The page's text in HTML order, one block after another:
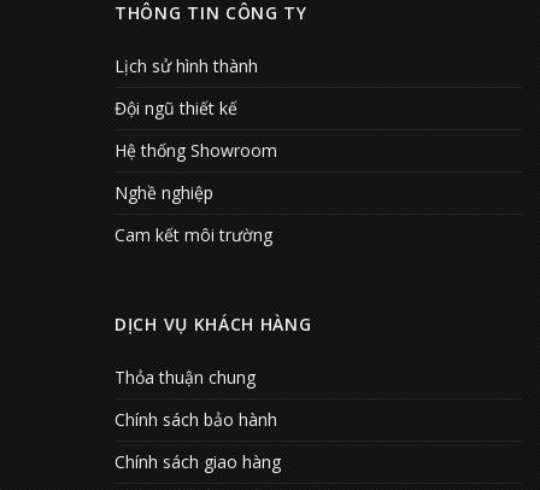
THÔNG TIN CÔNG TY
Lịch sử hình thành
Đội ngũ thiết kế
Hệ thống Showroom
Nghề nghiệp
Cam kết môi trường
DỊCH VỤ KHÁCH HÀNG
Thỏa thuận chung
Chính sách bảo hành
Chính sách giao hàng